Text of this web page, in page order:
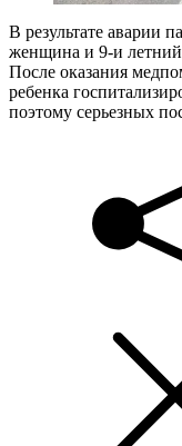
В результате аварии
женщина и 9-и
После оказания
ребенка
поэтому серьезных